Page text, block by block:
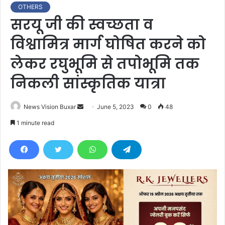
OTHERS
सरयू जी की स्वच्छता व
विश्वामित्र मार्ग घोषित करने को
लेकर रघुभूमि से तपोभूमि तक
निकली सांस्कृतिक यात्रा
News Vision Buxar
d
e
m
a
i
June 5, 2023 0 48
1 minute read